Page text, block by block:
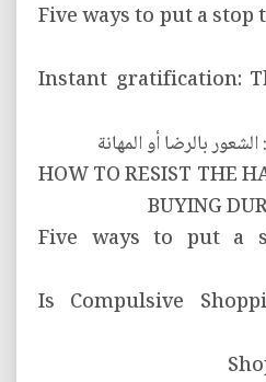
8- Five ways to put a
9- Instant gratification:
11-HOW TO RESIST THE
BUYING
12- Five ways to put
13- Is Compulsive